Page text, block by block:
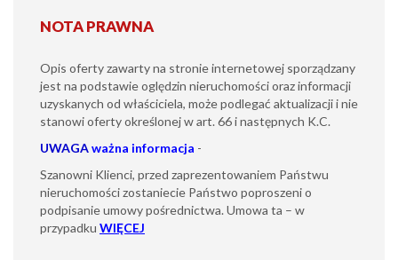
NOTA PRAWNA
Opis oferty zawarty na stronie internetowej sporządzany
jest na podstawie oględzin nieruchomości oraz informacji
uzyskanych od właściciela, może podlegać aktualizacji i nie
stanowi oferty określonej w art. 66 i następnych K.C.
UWAGAważna informacja -
Szanowni Klienci, przed zaprezentowaniem Państwu
nieruchomości zostaniecie Państwo poproszeni o
podpisanie umowy pośrednictwa. Umowa ta – w
przypadku WIĘCEJ